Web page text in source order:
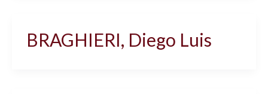
BRAGHIERI, Diego Luis